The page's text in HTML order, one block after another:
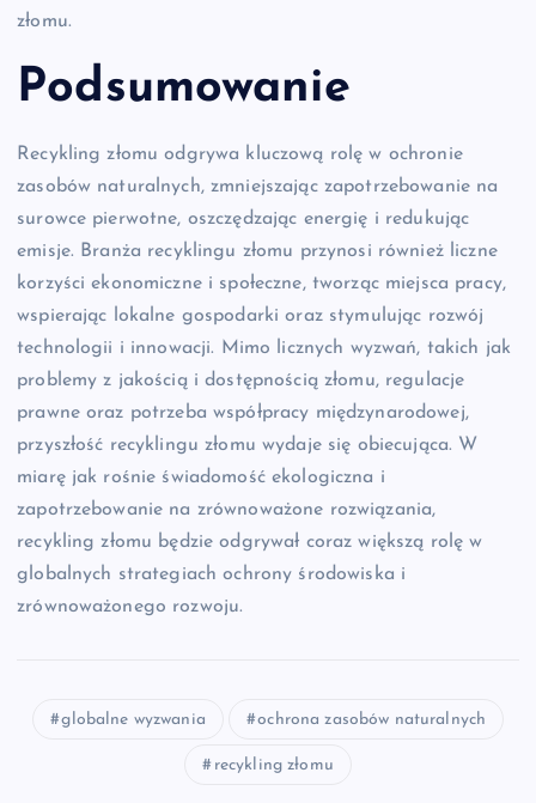
złomu.
Podsumowanie
Recykling złomu odgrywa kluczową rolę w ochronie
zasobów naturalnych, zmniejszając zapotrzebowanie na
surowce pierwotne, oszczędzając energię i redukując
emisje. Branża recyklingu złomu przynosi również liczne
korzyści ekonomiczne i społeczne, tworząc miejsca pracy,
wspierając lokalne gospodarki oraz stymulując rozwój
technologii i innowacji. Mimo licznych wyzwań, takich jak
problemy z jakością i dostępnością złomu, regulacje
prawne oraz potrzeba współpracy międzynarodowej,
przyszłość recyklingu złomu wydaje się obiecująca. W
miarę jak rośnie świadomość ekologiczna i
zapotrzebowanie na zrównoważone rozwiązania,
recykling złomu będzie odgrywał coraz większą rolę w
globalnych strategiach ochrony środowiska i
zrównoważonego rozwoju.
globalne wyzwania ochrona zasobów naturalnych
recykling złomu